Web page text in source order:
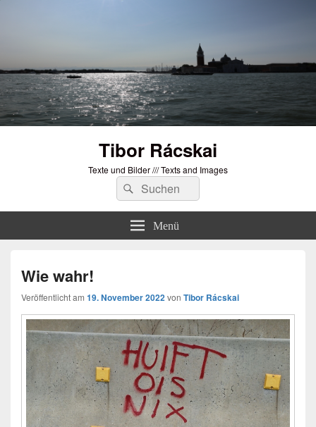
Tibor Rácskai
Texte und Bilder /// Texts and Images
Suchen
nach:
Suchen
Menü
Wie wahr!
Veröffentlicht am 19. November 2022von Tibor Rácskai